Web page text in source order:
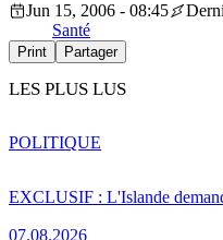
Jun 15, 2006 - 08:45
Santé
Print Partager
LES PLUS LUS
EXCLUSIF : L'Islande
07.08.2026
POLITIQUE